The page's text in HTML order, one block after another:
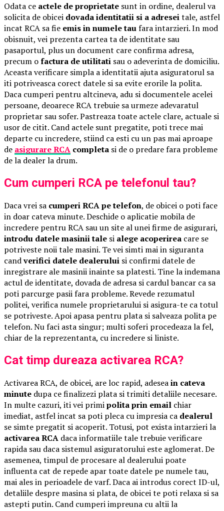
Odata ce actele de proprietate sunt in ordine, dealerul va
solicita de obicei dovada identitatii si a adreseitale, astfel
incat RCA sa fie emis in numele taufara intarzieri. In mod
obisnuit, vei prezenta cartea ta de identitate sau
pasaportul, plus un document care confirma adresa,
precum ofactura de utilitati sau o adeverinta de domiciliu.
Aceasta verificare simpla a identitatii ajuta asiguratorul sa
iti potriveasca corect datele si sa evite erorile la polita.
Daca cumperi pentru altcineva, adu si documentele acelei
persoane, deoarece RCA trebuie sa urmeze adevaratul
proprietar sau sofer. Pastreaza toate actele clare, actuale si
usor de citit. Cand actele sunt pregatite, poti trece mai
departe cu incredere, stiind ca esti cu un pas mai aproape
de asigurare RCA completa si de o predare fara probleme
de la dealer la drum.
Cum cumperi RCA pe telefonul tau?
Daca vrei sa cumperi RCA pe telefon, de obicei o poti face
in doar cateva minute. Deschide o aplicatie mobila de
incredere pentru RCA sau un site al unei firme de asigurari,
introdu datele masinii tale si alege acoperirea care se
potriveste noii tale masini. Te vei simti mai in siguranta
candverifici datele dealerului si confirmi datele de
inregistrare ale masinii inainte sa platesti. Tine la indemana
actul de identitate, dovada de adresa si cardul bancar ca sa
poti parcurge pasii fara probleme. Revede rezumatul
politei, verifica numele proprietarului si asigura-te ca totul
se potriveste. Apoi apasa pentru plata si salveaza polita pe
telefon. Nu faci asta singur; multi soferi procedeaza la fel,
chiar de la reprezentanta, cu incredere si liniste.
Cat timp dureaza activarea RCA?
Activarea RCA, de obicei, are loc rapid, adeseain cateva
minute dupa ce finalizezi plata si trimiti detaliile necesare.
In multe cazuri, iti vei primipolita prin email chiar
imediat, astfel incat sa poti pleca cu impresia ca dealerul
se simte pregatit si acoperit. Totusi, pot exista intarzieri la
activarea RCA daca informatiile tale trebuie verificare
rapida sau daca sistemul asiguratorului este aglomerat. De
asemenea, timpul de procesare al dealerului poate
influenta cat de repede apar toate datele pe numele tau,
mai ales in perioadele de varf. Daca ai introdus corect ID-ul,
detaliile despre masina si plata, de obicei te poti relaxa si sa
astepti putin. Cand cumperi impreuna cu altii la